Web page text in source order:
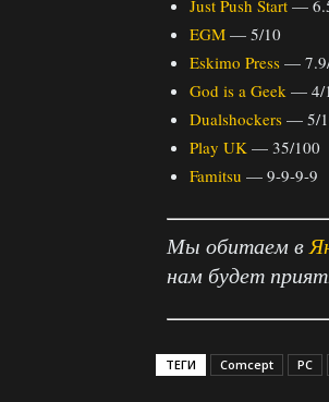
Just Push Start —
EGM — 5/10
Eskimo Press —
God is a Geek — 4/
Dualshockers — 5/
Play UK — 35/100
Famitsu — 9-9-9-9
Мы обитаем в
нам будет
ТЕГИ Comcept PC